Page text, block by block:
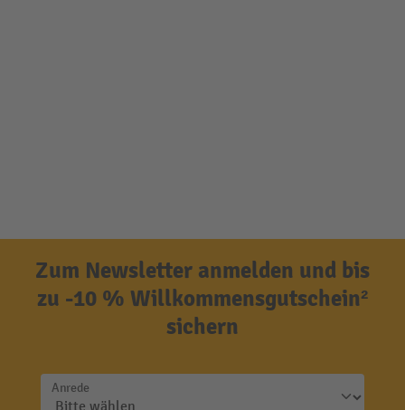
Zum Newsletter anmelden und bis
zu -10 % Willkommensgutschein²
sichern
Anrede